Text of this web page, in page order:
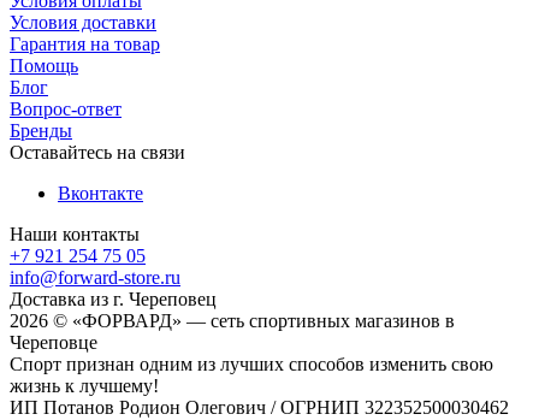
Условия доставки
Гарантия на товар
Помощь
Блог
Вопрос-ответ
Бренды
Оставайтесь на связи
Вконтакте
Наши контакты
+7 921 254 75 05
info@forward-store.ru
Доставка из г. Череповец
2026 © «ФОРВАРД» — сеть спортивных магазинов в
Череповце
Спорт признан одним из лучших способов изменить свою
жизнь к лучшему!
ИП Потанов Родион Олегович / ОГРНИП 322352500030462